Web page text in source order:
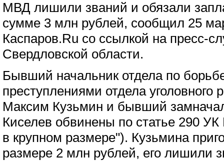
МВД лишили званий и обязали
сумме 3 млн рублей, сообщил 25
Каспаров.Ru со ссылкой на пресс-
Свердловской области.
Бывший начальник отдела по
преступлениями отдела
Максим Кузьмин и бывший
Киселев обвинены по статье 290
в крупном размере"). Кузьмина
размере 2 млн рублей, его лишили